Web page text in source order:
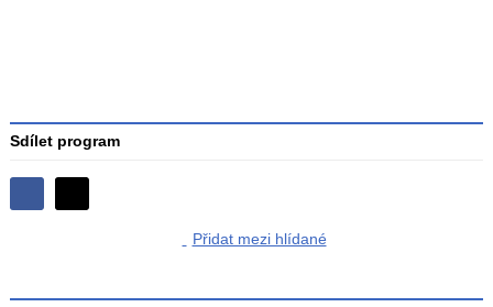
Sdílet program
Sdílejte
Přidat mezi hlídané